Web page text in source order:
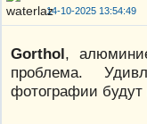
14-10-2025 13:54:49
Gorthol,
проблема.
фотографии будут